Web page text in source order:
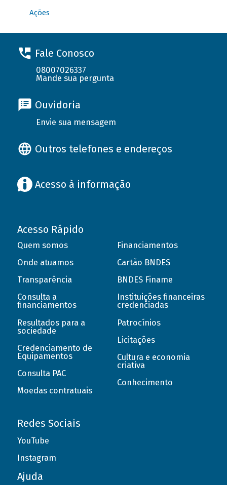
Ações
Fale Conosco
08007026337
Mande sua pergunta
Ouvidoria
Envie sua mensagem
Outros telefones e endereços
Acesso à informação
Acesso Rápido
Quem somos
Onde atuamos
Transparência
Consulta a
financiamentos
Resultados para a
sociedade
Credenciamento de
Equipamentos
Consulta PAC
Moedas contratuais
Financiamentos
Cartão BNDES
BNDES Finame
Instituições financeiras
credenciadas
Patrocínios
Licitações
Cultura e economia
criativa
Conhecimento
Redes Sociais
YouTube
Instagram
Ajuda